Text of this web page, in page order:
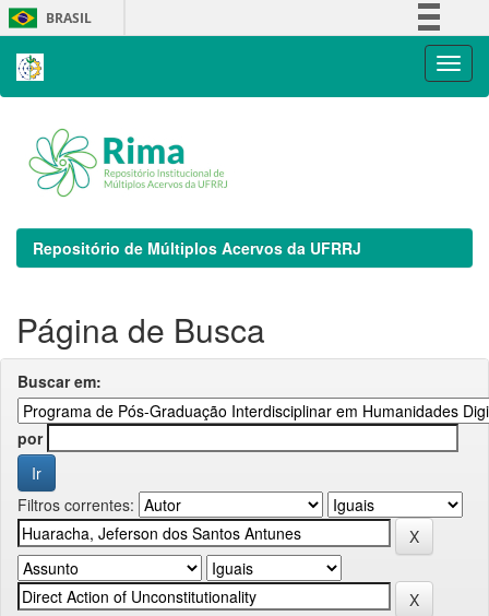
Skip
navigation
BRASIL
Repositório de Múltiplos Acervos da UFRRJ
Página de Busca
Buscar em:
por
Filtros correntes: